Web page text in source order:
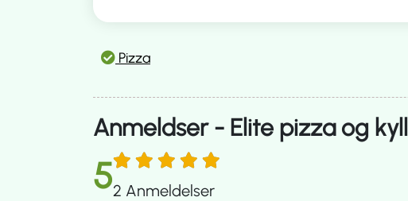
Pizza
Anmeldser - Elite pizza og
52 Anmeldelser